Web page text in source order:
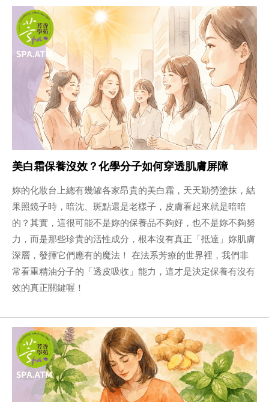
美白霜保養沒效？化學分子如何穿透肌膚屏障
妳的化妝台上總有幾罐各家昂貴的美白霜，天天勤勞塗抹，結
果照鏡子時，暗沈、斑點還是老樣子，皮膚看起來就是暗暗
的？其實，這很可能不是妳的保養品不夠好，也不是妳不夠努
力，而是那些珍貴的活性成分，根本沒有真正「抵達」妳肌膚
深層，發揮它們應有的魔法！ 在法系芳療的世界裡，我們非
常看重精油分子的「透皮吸收」能力，這才是決定保養有沒有
效的真正關鍵喔！